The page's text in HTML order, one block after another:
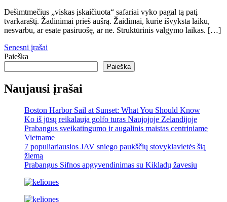
Dešimtmečius „viskas įskaičiuota“ safariai vyko pagal tą patį
tvarkaraštį. Žadinimai prieš aušrą. Žaidimai, kurie išvyksta laiku,
nesvarbu, ar esate pasiruošę, ar ne. Struktūrinis valgymo laikas. […]
Navigacija
tarp
įrašų
Senesni įrašai
Paieška
Paieška
Naujausi įrašai
Boston Harbor Sail at Sunset: What You Should Know
Ko iš jūsų reikalauja golfo turas Naujojoje Zelandijoje
Prabangus sveikatingumo ir augalinis maistas centriniame
Vietname
7 populiariausios JAV sniego paukščių stovyklavietės šią
žiemą
Prabangus Sifnos apgyvendinimas su Kikladų žavesiu